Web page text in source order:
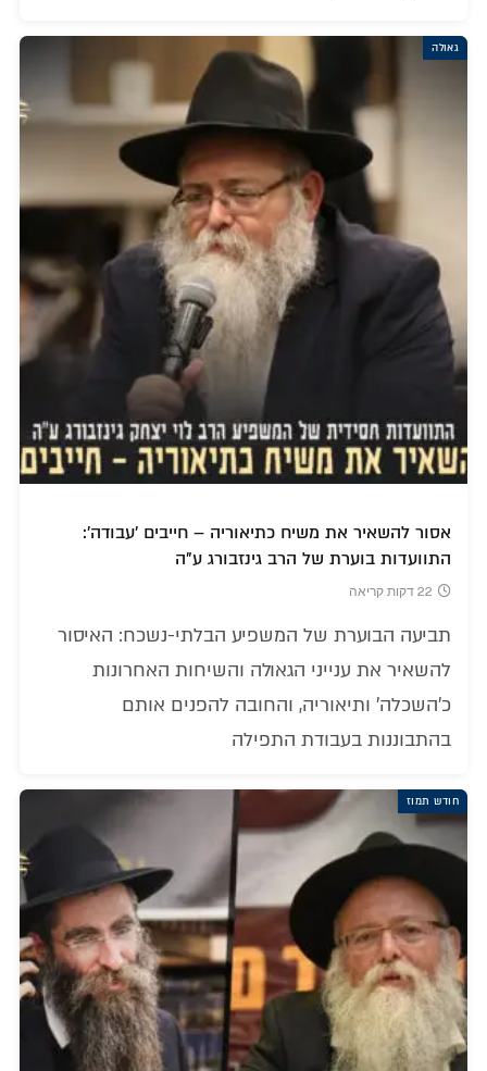
גאולה
אסור להשאיר את משיח כתיאוריה – חייבים 'עבודה':
התוועדות בוערת של הרב גינזבורג ע"ה
22 דקות קריאה
תביעה הבוערת של המשפיע הבלתי-נשכח: האיסור
להשאיר את ענייני הגאולה והשיחות האחרונות
כ'השכלה' ותיאוריה, והחובה להפנים אותם
בהתבוננות בעבודת התפילה
חודש תמוז